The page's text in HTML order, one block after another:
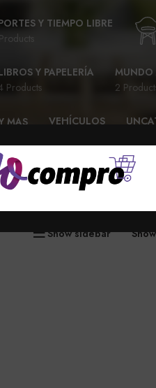
Y TIEMPO LIBRE
Y PAPELERÍA
Products
2
MAS
VEHÍCULOS
Show sidebar